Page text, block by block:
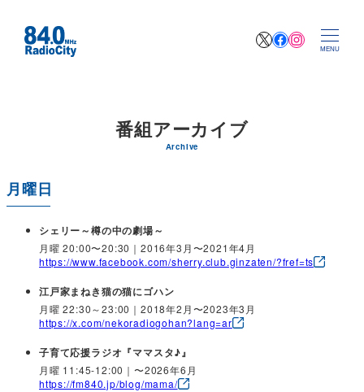
XFacebook
MENU
Archive
番組アーカイブ
月曜日
シェリー～樽の中の劇場～
月曜 20:00〜20:30｜2016年3月〜2021年4月
https://www.facebook.com/sherry.club.ginzaten/?fref=ts
江戸家まねき猫の猫にゴハン
月曜 22:30～23:00｜2018年2月〜2023年3月
https://x.com/nekoradiogohan?lang=ar
子育て応援ラジオ『ママスタ♪』
月曜 11:45-12:00｜〜2026年6月
https://fm840.jp/blog/mama/